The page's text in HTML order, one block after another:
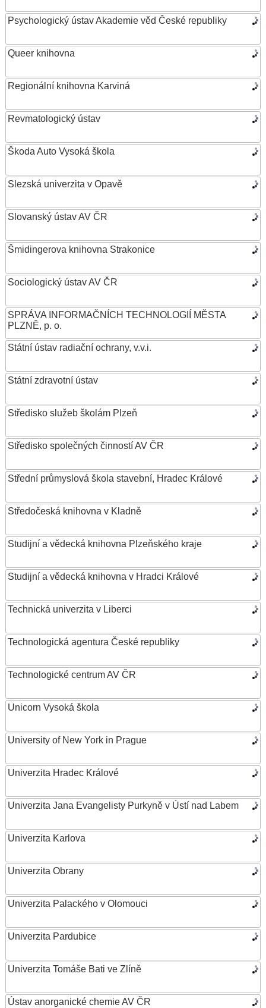
Psychologický ústav Akademie věd České republiky
Queer knihovna
Regionální knihovna Karviná
Revmatologický ústav
Škoda Auto Vysoká škola
Slezská univerzita v Opavě
Slovanský ústav AV ČR
Šmidingerova knihovna Strakonice
Sociologický ústav AV ČR
SPRÁVA INFORMAČNÍCH TECHNOLOGIÍ MĚSTA
PLZNĚ, p. o.
Státní ústav radiační ochrany, v.v.i.
Státní zdravotní ústav
Středisko služeb školám Plzeň
Středisko společných činností AV ČR
Střední průmyslová škola stavební, Hradec Králové
Středočeská knihovna v Kladně
Studijní a vědecká knihovna Plzeňského kraje
Studijní a vědecká knihovna v Hradci Králové
Technická univerzita v Liberci
Technologická agentura České republiky
Technologické centrum AV ČR
Unicorn Vysoká škola
University of New York in Prague
Univerzita Hradec Králové
Univerzita Jana Evangelisty Purkyně v Ústí nad Labem
Univerzita Karlova
Univerzita Obrany
Univerzita Palackého v Olomouci
Univerzita Pardubice
Univerzita Tomáše Bati ve Zlíně
Ústav anorganické chemie AV ČR